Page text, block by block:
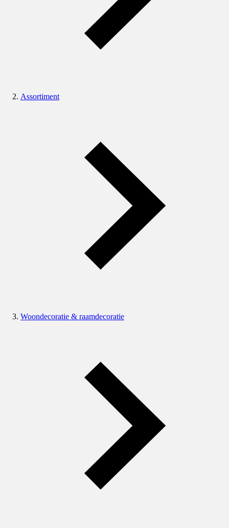
Assortiment
Woondecoratie & raamdecoratie